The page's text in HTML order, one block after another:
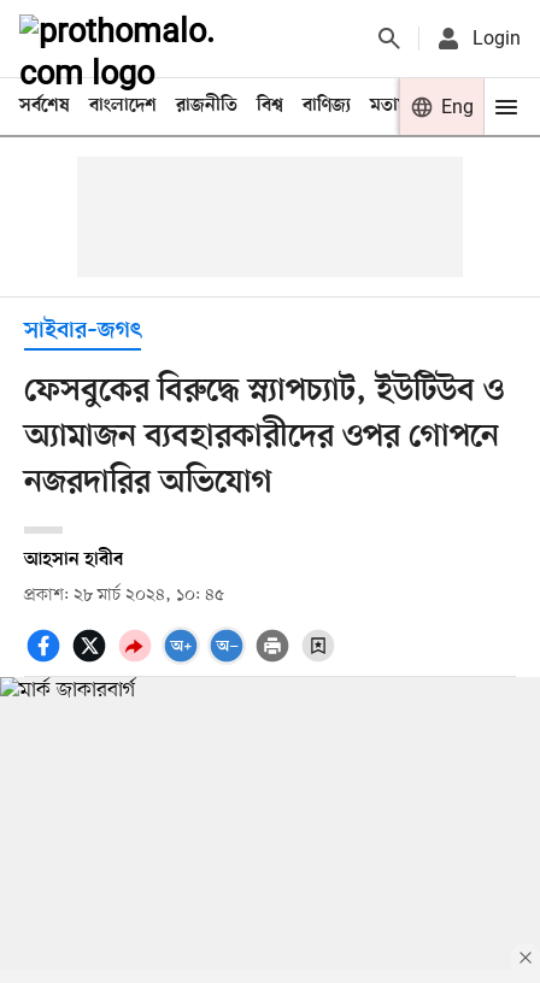
Login
সর্বশেষ বাংলাদেশ রাজনীতি বিশ্ব বাণিজ্য মতামত খেলা
Eng
সাইবার–জগৎ
ফেসবুকের বিরুদ্ধে স্ন্যাপচ্যাট, ইউটিউব ও
অ্যামাজন ব্যবহারকারীদের ওপর গোপনে
নজরদারির অভিযোগ
আহসান হাবীব
প্রকাশ: ২৮ মার্চ ২০২৪, ১০: ৪৫